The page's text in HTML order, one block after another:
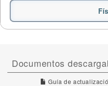
Documentos
Guía de